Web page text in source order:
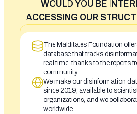
WOULD YOU BE
ACCESSING OUR
The Maldita.es Foundation
database that tracks
real time, thanks to the reports
community
We make our disinformation
since 2019, available to
organizations, and we
worldwide.